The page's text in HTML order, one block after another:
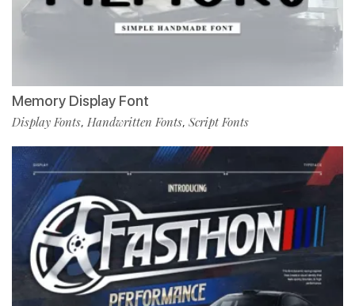
Memory Display Font
Display Fonts, Handwritten Fonts, Script Fonts